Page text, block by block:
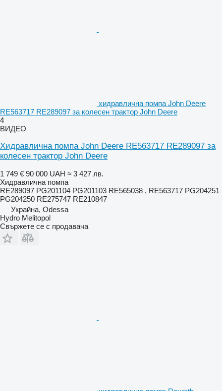
хидравлична помпа John Deere
RE563717 RE289097 за колесен трактор John Deere
4
ВИДЕО
Хидравлична помпа John Deere RE563717 RE289097 за
колесен трактор John Deere
1 749 € 90 000 UAH ≈ 3 427 лв.
Хидравлична помпа
RE289097 PG201104 PG201103 RE565038 , RE563717 PG204251
PG204250 RE275747 RE210847
Украйна, Odessa
Hydro Melitopol
Свържете се с продавача